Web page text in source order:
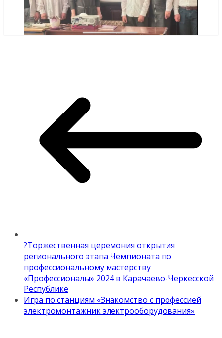
?Торжественная церемония открытия
регионального этапа Чемпионата по
профессиональному мастерству
«Профессионалы» 2024 в Карачаево-Черкесской
Республике
Игра по станциям «Знакомство с профессией
электромонтажник электрооборудования»